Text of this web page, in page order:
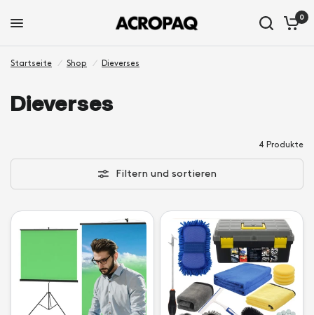
0
Startseite / Shop / Dieverses
Dieverses
4 Produkte
Filtern und sortieren